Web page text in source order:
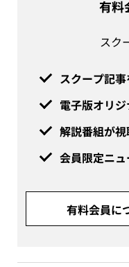
有料
スク
スクープ記
電子版オリ
解説番組が
会員限定ニ
有料会員に